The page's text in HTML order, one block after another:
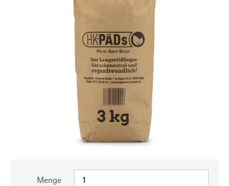
Menge